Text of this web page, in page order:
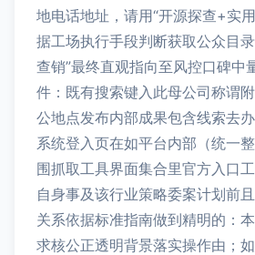
地电话地址，请用“开源探查+实
据工场执行手段判断获取公众目
查销”最终直观指向至风控口碑中
件：既有搜索键入此母公司称谓
公地点发布内部成果包含线索去
系统登入页在如平台内部（统一
围抓取工具界面集合里官方入口
自身事及该行业策略委案计划前
关系依据标准指南做到精明的：
求核公正透明背景落实操作由；